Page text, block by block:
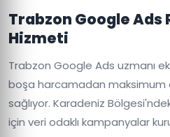
Trabzon Google Ads
Hizmeti
Trabzon Google Ads uzmanı
boşa harcamadan
sağlıyor. Karadeniz
için veri odaklı kampanyalar